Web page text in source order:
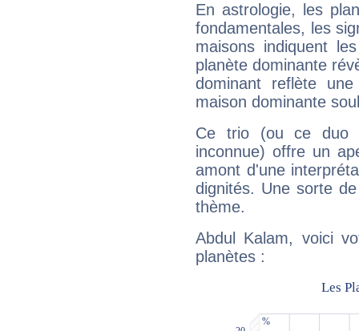
En astrologie, les
fondamentales, les
maisons indiquent
planète dominante
dominant reflète
maison dominante
Ce trio (ou ce duo
inconnue) offre un
amont d'une
dignités. Une sorte
thème.
Abdul Kalam, voici
planètes :